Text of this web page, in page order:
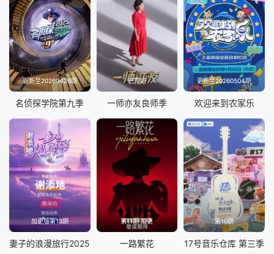
更新至20260426期
名侦探学院第九季
已完结
一师亦友良师季
更新至20260504期
欢迎来到农家乐
加更版第13期
妻子的浪漫旅行2025
第11期 加更
一路繁花
第10期
17号音乐仓库 第三季